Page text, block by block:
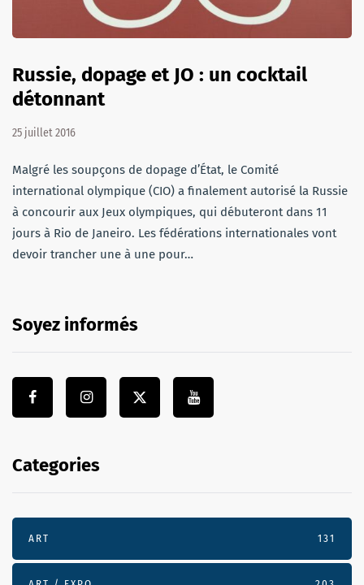
Russie, dopage et JO : un cocktail
détonnant
25 juillet 2016
Malgré les soupçons de dopage d’État, le Comité
international olympique (CIO) a finalement autorisé la Russie
à concourir aux Jeux olympiques, qui débuteront dans 11
jours à Rio de Janeiro. Les fédérations internationales vont
devoir trancher une à une pour…
Soyez informés
Categories
ART 131